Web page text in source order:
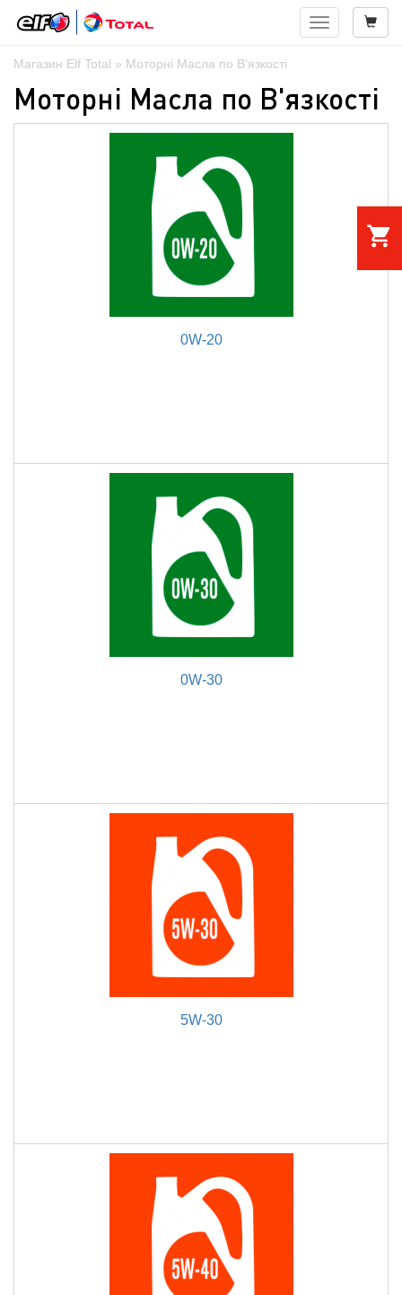
Магазин Elf Total » Моторні Масла по В'язкості
Моторні Масла по В'язкості
0W-20
0W-30
5W-30
Навигация
shopping_cart